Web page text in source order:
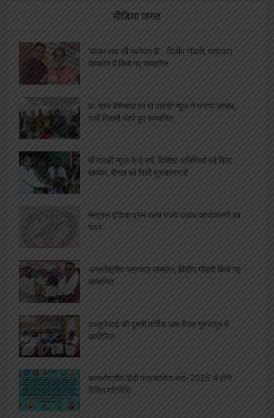
मीडिया जगत
‘कलम सच की पहरेदार है’:- दिलीप गोंडवी, पत्रकार
सम्मलेन में किये गए सम्मानित
छः साल बेमिसाल पर मां वाराही न्यूज ने मनाया उत्सव,
नामी गिरामी चेहरे हुए सम्मानित
माँ वाराही न्यूज़ के 6 वर्ष, विशिष्ट अतिथियों को मिला
सम्मान, चैनल को मिली शुभकामनायें
सेन्ट्रल इंडिया प्रेस क्लब राज्य प्रबंध कार्यकारणी का
गठन
अन्तर्राष्ट्रीय पत्रकार सम्मलेन, दिलीप गोंडवी किये गए
सम्मानित
डब्लूजेआई की दूसरी वार्षिक आम बैठक गुरुवायूर में
आयोजित
अन्तर्राष्ट्रीय हिंदी पत्रकारिता माह- 2025′ में होंगी
विविध गतिविधि